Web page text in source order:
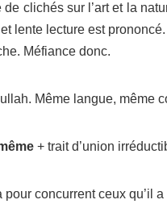
clichés sur l’art et la
lente lecture est prononcé.
Méfiance donc.
Même langue, même
+ trait d’union
concurrent ceux qu’il